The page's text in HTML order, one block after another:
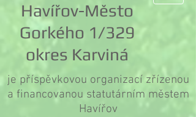
Havířov-Město
Gorkého 1/329
okres Karviná
je příspěvkovou organizací zřízenou
a financovanou statutárním městem
Havířov